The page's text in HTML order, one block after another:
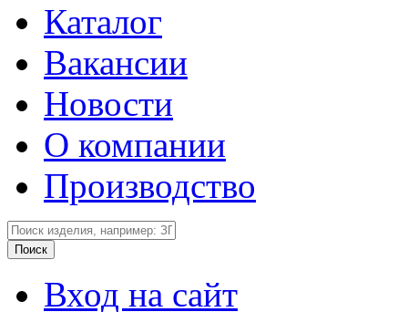
Каталог
Вакансии
Новости
О компании
Производство
Вход на сайт